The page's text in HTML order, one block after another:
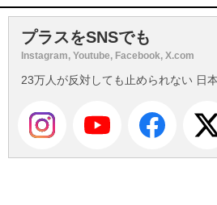
プラスをSNSでも
Instagram, Youtube, Facebook, X.com
23万人が反対しても止められない 日